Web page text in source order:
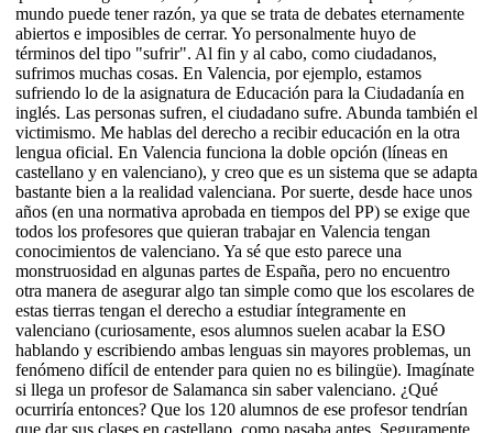
mundo puede tener razón, ya que se trata de debates eternamente
abiertos e imposibles de cerrar. Yo personalmente huyo de
términos del tipo "sufrir". Al fin y al cabo, como ciudadanos,
sufrimos muchas cosas. En Valencia, por ejemplo, estamos
sufriendo lo de la asignatura de Educación para la Ciudadanía en
inglés. Las personas sufren, el ciudadano sufre. Abunda también el
victimismo. Me hablas del derecho a recibir educación en la otra
lengua oficial. En Valencia funciona la doble opción (líneas en
castellano y en valenciano), y creo que es un sistema que se adapta
bastante bien a la realidad valenciana. Por suerte, desde hace unos
años (en una normativa aprobada en tiempos del PP) se exige que
todos los profesores que quieran trabajar en Valencia tengan
conocimientos de valenciano. Ya sé que esto parece una
monstruosidad en algunas partes de España, pero no encuentro
otra manera de asegurar algo tan simple como que los escolares de
estas tierras tengan el derecho a estudiar íntegramente en
valenciano (curiosamente, esos alumnos suelen acabar la ESO
hablando y escribiendo ambas lenguas sin mayores problemas, un
fenómeno difícil de entender para quien no es bilingüe). Imagínate
si llega un profesor de Salamanca sin saber valenciano. ¿Qué
ocurriría entonces? Que los 120 alumnos de ese profesor tendrían
que dar sus clases en castellano, como pasaba antes. Seguramente